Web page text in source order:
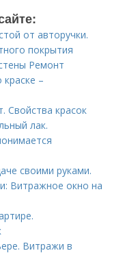
от авторучки.
покрытия
Ремонт
–
Свойства красок
лак.
своими руками.
Витражное окно на
Витражи в